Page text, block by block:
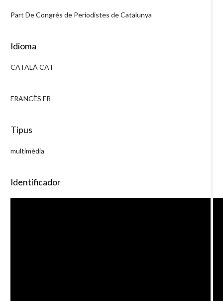
Part De Congrés de Periodistes de Catalunya
Idioma
CATALÀ CAT
FRANCÈS FR
Tipus
multimèdia
Identificador